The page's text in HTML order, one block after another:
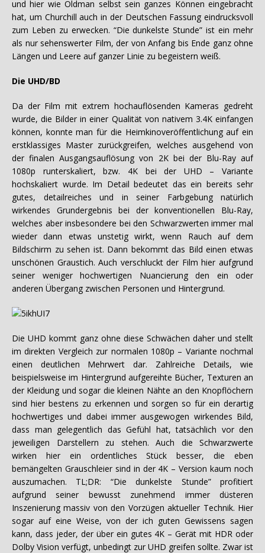
und hier wie Oldman selbst sein ganzes Können eingebracht
hat, um Churchill auch in der Deutschen Fassung eindrucksvoll
zum Leben zu erwecken. “Die dunkelste Stunde” ist ein mehr
als nur sehenswerter Film, der von Anfang bis Ende ganz ohne
Längen und Leere auf ganzer Linie zu begeistern weiß.
Die UHD/BD
Da der Film mit extrem hochauflösenden Kameras gedreht
wurde, die Bilder in einer Qualität von nativem 3.4K einfangen
können, konnte man für die Heimkinoveröffentlichung auf ein
erstklassiges Master zurückgreifen, welches ausgehend von
der finalen Ausgangsauflösung von 2K bei der Blu-Ray auf
1080p runterskaliert, bzw. 4K bei der UHD – Variante
hochskaliert wurde. Im Detail bedeutet das ein bereits sehr
gutes, detailreiches und in seiner Farbgebung natürlich
wirkendes Grundergebnis bei der konventionellen Blu-Ray,
welches aber insbesondere bei den Schwarzwerten immer mal
wieder dann etwas unstetig wirkt, wenn Rauch auf dem
Bildschirm zu sehen ist. Dann bekommt das Bild einen etwas
unschönen Graustich. Auch verschluckt der Film hier aufgrund
seiner weniger hochwertigen Nuancierung den ein oder
anderen Übergang zwischen Personen und Hintergrund.
Die UHD kommt ganz ohne diese Schwächen daher und stellt
im direkten Vergleich zur normalen 1080p – Variante nochmal
einen deutlichen Mehrwert dar. Zahlreiche Details, wie
beispielsweise im Hintergrund aufgereihte Bücher, Texturen an
der Kleidung und sogar die kleinen Nähte an den Knopflöchern
sind hier bestens zu erkennen und sorgen so für ein derartig
hochwertiges und dabei immer ausgewogen wirkendes Bild,
dass man gelegentlich das Gefühl hat, tatsächlich vor den
jeweiligen Darstellern zu stehen. Auch die Schwarzwerte
wirken hier ein ordentliches Stück besser, die eben
bemängelten Grauschleier sind in der 4K – Version kaum noch
auszumachen. TL;DR: “Die dunkelste Stunde” profitiert
aufgrund seiner bewusst zunehmend immer düsteren
Inszenierung massiv von den Vorzügen aktueller Technik. Hier
sogar auf eine Weise, von der ich guten Gewissens sagen
kann, dass jeder, der über ein gutes 4K – Gerät mit HDR oder
Dolby Vision verfügt, unbedingt zur UHD greifen sollte. Zwar ist